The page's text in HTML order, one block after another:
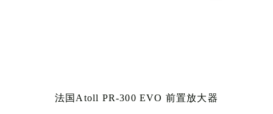
法国Atoll PR-300 EVO 前置放大器